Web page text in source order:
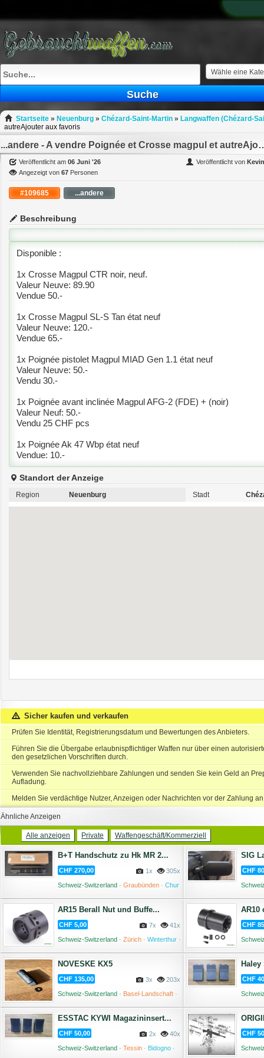
sell
What
to
buy
Stuff
Fill
Wähle eine
Suche
Startseite» Neuenburg» Chézard-Saint-Martin» Langwaffen (Chézard-
autreAjouter aux favoris
...andere - A vendre Poignée et
Veröffentlicht am06 Juni '26 Veröffentlicht von
Angezeigt von67 Personen
#109685 ...andere
Beschreibung
Disponible :
1x Crosse Magpul CTR noir, neuf.
Valeur Neuve: 89.90
Vendue 50.-
1x Crosse Magpul SL-S Tan état neuf
Valeur Neuve: 120.-
Vendue 65.-
1x Poignée pistolet Magpul MIAD Gen 1.1 état neuf
Valeur Neuve: 50.-
Vendu 30.-
1x Poignée avant inclinée Magpul AFG-2 (FDE) + (noir)
Valeur Neuf: 50.-
Vendu 25 CHF pcs
1x Poignée Ak 47 Wbp état neuf
Vendue: 10.-
Standort der Anzeige
Region Neuenburg Stadt
Sicher kaufen und verkaufen
Prüfen Sie Identität, Registrierungsdatum und Bewertungen des Anbieters.
Führen Sie die Übergabe erlaubnispflichtiger Waffen nur über einen
den gesetzlichen Vorschriften durch.
Verwenden Sie nachvollziehbare Zahlungen und senden Sie kein Geld an
Aufladung.
Melden Sie verdächtige Nutzer, Anzeigen oder Nachrichten vor der Zahlung
Ähnliche Anzeigen
Alle anzeigen Private Waffengeschäft/Kommerziell
B+T Handschutz zu Hk MR 2...
CHF 270,00 305x
1x
Schweiz-Switzerland · Graubünden · Chur
SIG
CHF
AR15 Berall Nut und Buffe...
CHF 5,00 41x
7x
Schweiz-Switzerland · Zürich · Winterthur ·
AR10
CHF
NOVESKE KX5
CHF 135,00 203x
3x
Schweiz-Switzerland · Basel-Landschaft ·
CHF
ESSTAC KYWI Magazininsert...
CHF 50,00 40x
2x
Schweiz-Switzerland · Tessin · Bidogno ·
CHF